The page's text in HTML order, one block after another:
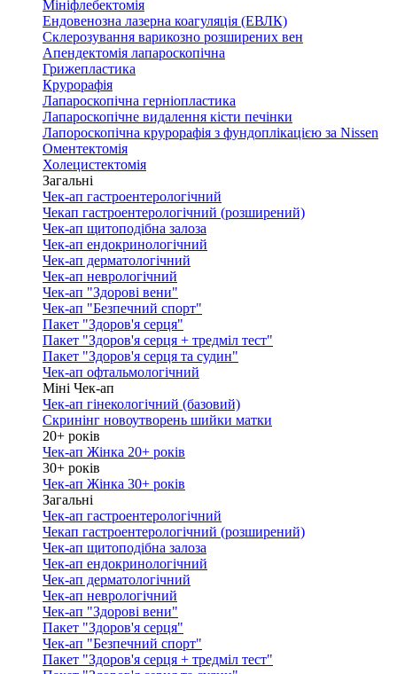
Мініфлебектомія
Ендовенозна лазерна коагуляція (ЕВЛК)
Склерозування варикозно розширених вен
Апендектомія лапароскопічна
Грижепластика
Крурорафія
Лапароскопічна герніопластика
Лапароскопічне видалення кісти печінки
Лапороскопічна крурорафія з фундоплікацією за Nissen
Оментектомія
Холецистектомія
Загальні
Чек-ап гастроентерологічний
Чекап гастроентерологічний (розширений)
Чек-ап щитоподібна залоза
Чек-ап ендокринологічний
Чек-ап дерматологічний
Чек-ап неврологічний
Чек-ап "Здорові вени"
Чек-ап "Безпечний спорт"
Пакет "Здоров'я серця"
Пакет "Здоров'я серця + тредміл тест"
Пакет "Здоров'я серця та судин"
Чек-ап офтальмологічний
Міні Чек-ап
Чек-ап гінекологічний (базовий)
Скринінг новоутворень шийки матки
20+ років
Чек-ап Жінка 20+ років
30+ років
Чек-ап Жінка 30+ років
Загальні
Чек-ап гастроентерологічний
Чекап гастроентерологічний (розширений)
Чек-ап щитоподібна залоза
Чек-ап ендокринологічний
Чек-ап дерматологічний
Чек-ап неврологічний
Чек-ап "Здорові вени"
Пакет "Здоров'я серця"
Чек-ап "Безпечний спорт"
Пакет "Здоров'я серця + тредміл тест"